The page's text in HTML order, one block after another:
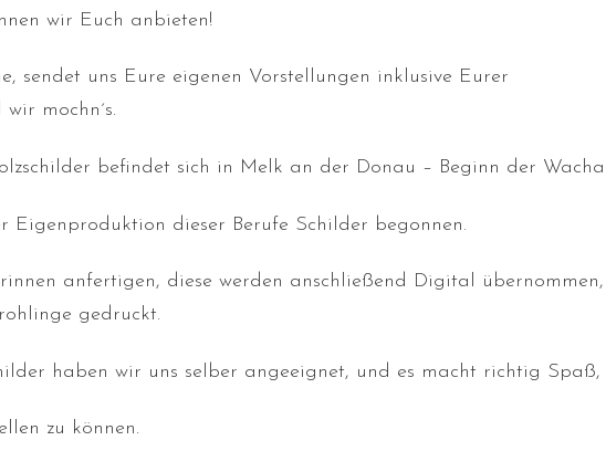
wir Euch anbieten!
sendet uns Eure eigenen Vorstellungen inklusive Eurer
mochn´s.
befindet sich in Melk an der Donau – Beginn der
Eigenproduktion dieser Berufe Schilder begonnen.
anfertigen, diese werden anschließend Digital übernommen,
gedruckt.
haben wir uns selber angeeignet, und es macht richtig Spaß,
zu können.